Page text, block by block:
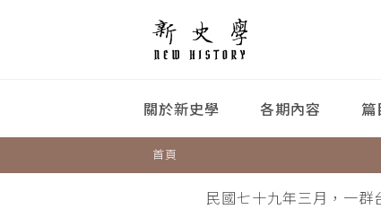
關於新史學 各期內容 篇
首頁
民國七十九年三月，一